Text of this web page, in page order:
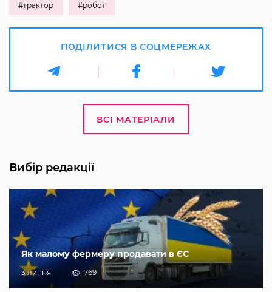
#трактор #робот
ПОДІЛИТИСЯ В СОЦМЕРЕЖАХ
ВСІ МАТЕРІАЛИ
Вибір редакції
Як малому фермеру продавати в ЄС
3 липня 769